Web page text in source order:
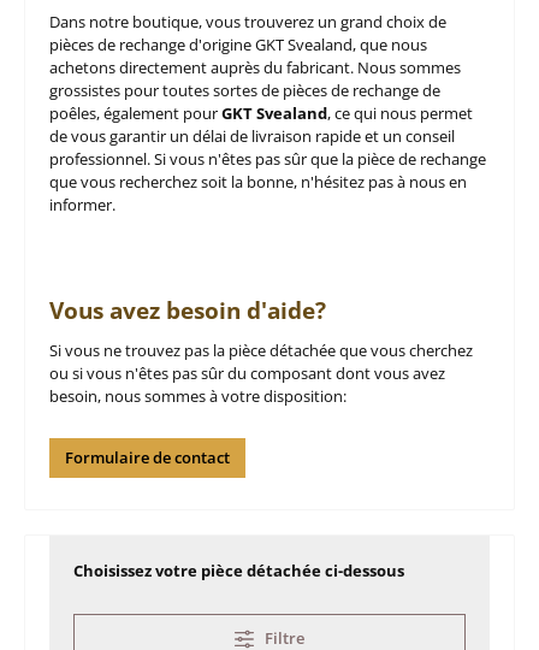
Dans notre boutique, vous trouverez un grand choix de
pièces de rechange d'origine GKT Svealand, que nous
achetons directement auprès du fabricant. Nous sommes
grossistes pour toutes sortes de pièces de rechange de
poêles, également pourGKT Svealand, ce qui nous permet
de vous garantir un délai de livraison rapide et un conseil
professionnel. Si vous n'êtes pas sûr que la pièce de rechange
que vous recherchez soit la bonne, n'hésitez pas à nous en
informer.
Vous avez besoin d'aide?
Si vous ne trouvez pas la pièce détachée que vous cherchez
ou si vous n'êtes pas sûr du composant dont vous avez
besoin, nous sommes à votre disposition:
Formulaire de contact
Choisissez votre pièce détachée ci-dessous
Filtre